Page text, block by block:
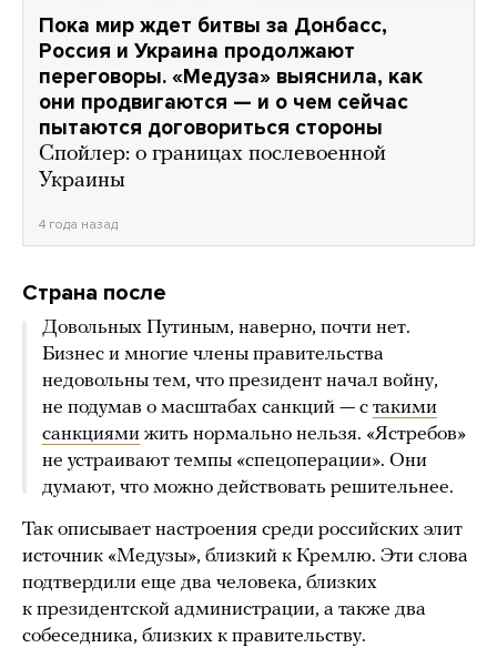
Пока мир ждет битвы за Донбасс,
Россия и Украина продолжают
переговоры. «Медуза» выяснила, как
они продвигаются — и о чем сейчас
пытаются договориться стороны
Спойлер: о границах послевоенной
Украины
4 года назад
Страна после
Довольных Путиным, наверно, почти нет.
Бизнес и многие члены правительства
недовольны тем, что президент начал войну,
не подумав о масштабах санкций — с такими
санкциями жить нормально нельзя. «Ястребов»
не устраивают темпы «спецоперации». Они
думают, что можно действовать решительнее.
Так описывает настроения среди российских элит
источник «Медузы», близкий к Кремлю. Эти слова
подтвердили еще два человека, близких
к президентской администрации, а также два
собеседника, близких к правительству.